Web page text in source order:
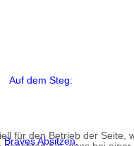
Auf dem Steg:
Braves Absitzen:
für den Betrieb der